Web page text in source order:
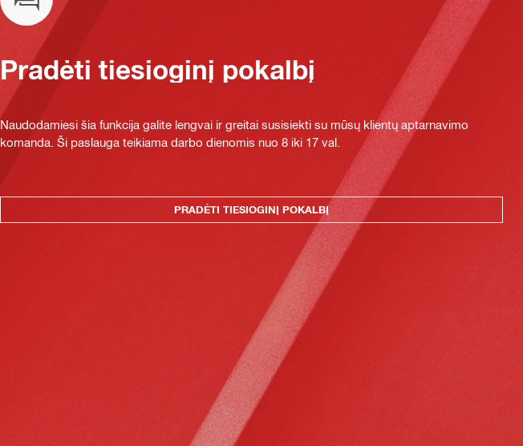
Pradėti tiesioginį pokalbį
Naudodamiesi šia funkcija galite lengvai ir greitai susisiekti su mūsų klientų aptarnavimo
komanda. Ši paslauga teikiama darbo dienomis nuo 8 iki 17 val.
PRADĖTI TIESIOGINĮ POKALBĮ